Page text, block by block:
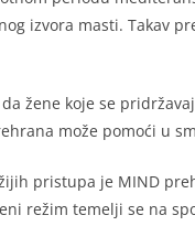
izvora masti. Takav
žene koje se
može pomoći u
pristupa je MIND
režim temelji se na